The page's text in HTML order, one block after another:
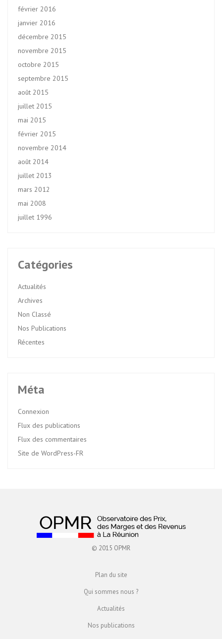
février 2016
janvier 2016
décembre 2015
novembre 2015
octobre 2015
septembre 2015
août 2015
juillet 2015
mai 2015
février 2015
novembre 2014
août 2014
juillet 2013
mars 2012
mai 2008
juillet 1996
Catégories
Actualités
Archives
Non Classé
Nos Publications
Récentes
Méta
Connexion
Flux des publications
Flux des commentaires
Site de WordPress-FR
© 2015 OPMR
Plan du site
Qui sommes nous ?
Actualités
Nos publications